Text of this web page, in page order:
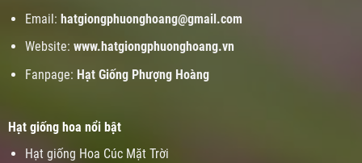
Email: hatgiongphuonghoang@gmail.com
Website: www. hatgiongphuonghoang.vn
Fanpage: Hạt Giống Phượng Hoàng
Hạt giống hoa nổi bật
Hạt giống Hoa Cúc Mặt Trời